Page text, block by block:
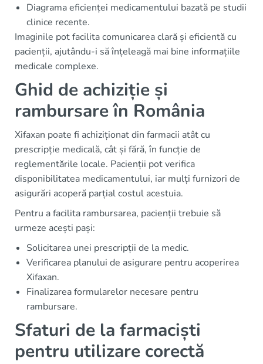
Diagrama eficienței medicamentului bazată pe studii
clinice recente.
Imaginile pot facilita comunicarea clară și eficientă cu
pacienții, ajutându-i să înțeleagă mai bine informațiile
medicale complexe.
Ghid de achiziție și
rambursare în România
Xifaxan poate fi achiziționat din farmacii atât cu
prescripție medicală, cât și fără, în funcție de
reglementările locale. Pacienții pot verifica
disponibilitatea medicamentului, iar mulți furnizori de
asigurări acoperă parțial costul acestuia.
Pentru a facilita rambursarea, pacienții trebuie să
urmeze acești pași:
Solicitarea unei prescripții de la medic.
Verificarea planului de asigurare pentru acoperirea
Xifaxan.
Finalizarea formularelor necesare pentru
rambursare.
Sfaturi de la farmaciști
pentru utilizare corectă